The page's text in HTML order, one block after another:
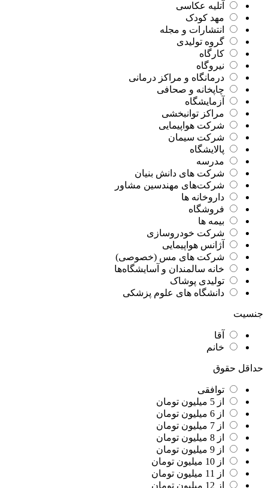
آتلیه عکاسی
مهد کودک
انتشارات و مجله
گروه تولیدی
کارگاه
نیروگاه
درمانگاه و مراکز درمانی
چاپخانه و صحافی
آزمایشگاه
مراکز توانبخشی
شرکت هواپیمایی
شرکت سیمان
پالایشگاه
مدرسه
شرکت‌ های دانش بنیان
شرکت‌های مهندسین مشاور
داروخانه ها
فروشگاه
بیمه ها
شرکت خودروسازی
آژانس هواپیمایی
شرکت های مس (خصوصی)
خانه سالمندان و آسایشگاه‌ها
تولیدی پوشاک
دانشگاه های علوم پزشکی
جنسیت
آقا
خانم
حداقل حقوق
توافقی
از 5 میلیون تومان
از 6 میلیون تومان
از 7 میلیون تومان
از 8 میلیون تومان
از 9 میلیون تومان
از 10 میلیون تومان
از 11 میلیون تومان
از 12 میلیون تومان